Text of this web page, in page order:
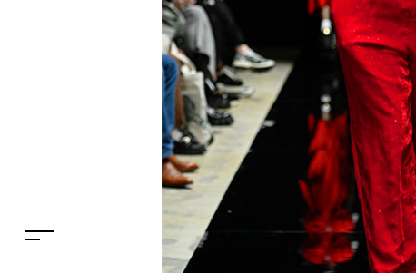
フロアガイド
レストラン・カフェ
施設案内・アクセス
イベント・ポップアップ
ニュース
特集
TAX FREE
DELIVERY SERVICES
ENGLISH
繁体字
簡体字
한국어